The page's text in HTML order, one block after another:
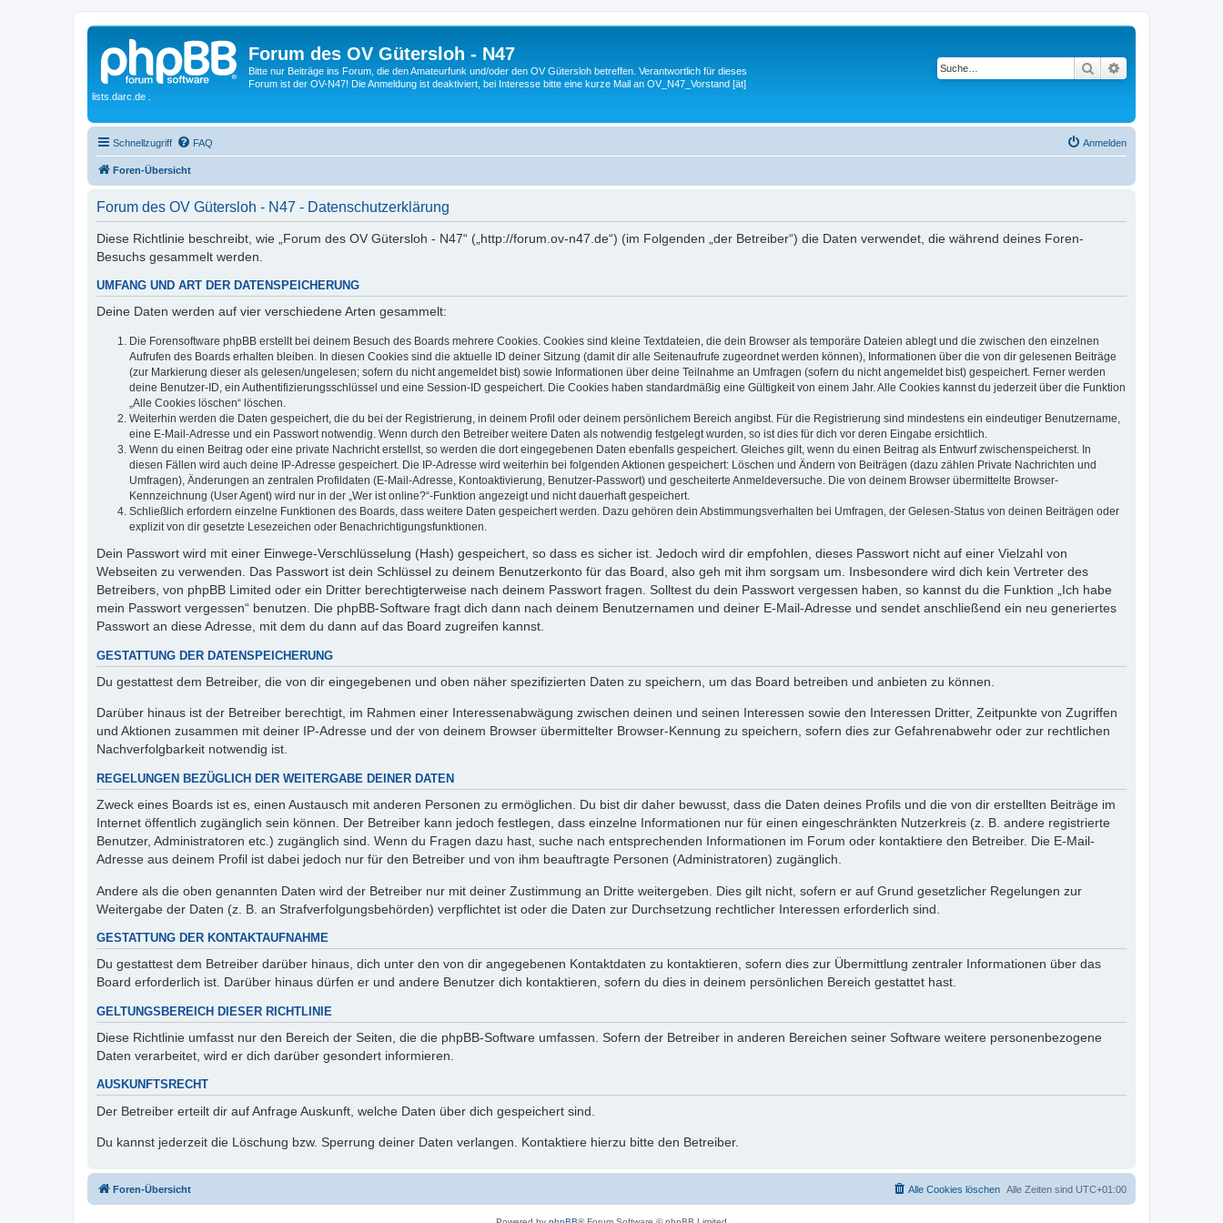
Forum des OV Gütersloh - N47
Bitte nur Beiträge ins Forum, die den Amateurfunk und/oder den OV Gütersloh betreffen. Verantwortlich für dieses
Forum ist der OV-N47! Die Anmeldung ist deaktiviert, bei Interesse bitte eine kurze Mail an OV_N47_Vorstand [ät]
lists.darc.de .
Suche
Schnellzugriff FAQ Anmelden
Foren-Übersicht
Forum des OV Gütersloh - N47 - Datenschutzerklärung
Diese Richtlinie beschreibt, wie „Forum des OV Gütersloh - N47“ („http://forum.ov-n47.de“) (im Folgenden „der Betreiber“) die Daten verwendet, die während deines Foren-
Besuchs gesammelt werden.
UMFANG UND ART DER DATENSPEICHERUNG
Deine Daten werden auf vier verschiedene Arten gesammelt:
Die Forensoftware phpBB erstellt bei deinem Besuch des Boards mehrere Cookies. Cookies sind kleine Textdateien, die dein Browser als temporäre Dateien ablegt und die zwischen den einzelnen
Aufrufen des Boards erhalten bleiben. In diesen Cookies sind die aktuelle ID deiner Sitzung (damit dir alle Seitenaufrufe zugeordnet werden können), Informationen über die von dir gelesenen Beiträge
(zur Markierung dieser als gelesen/ungelesen; sofern du nicht angemeldet bist) sowie Informationen über deine Teilnahme an Umfragen (sofern du nicht angemeldet bist) gespeichert. Ferner werden
deine Benutzer-ID, ein Authentifizierungsschlüssel und eine Session-ID gespeichert. Die Cookies haben standardmäßig eine Gültigkeit von einem Jahr. Alle Cookies kannst du jederzeit über die Funktion
„Alle Cookies löschen“ löschen.
Weiterhin werden die Daten gespeichert, die du bei der Registrierung, in deinem Profil oder deinem persönlichem Bereich angibst. Für die Registrierung sind mindestens ein eindeutiger Benutzername,
eine E-Mail-Adresse und ein Passwort notwendig. Wenn durch den Betreiber weitere Daten als notwendig festgelegt wurden, so ist dies für dich vor deren Eingabe ersichtlich.
Wenn du einen Beitrag oder eine private Nachricht erstellst, so werden die dort eingegebenen Daten ebenfalls gespeichert. Gleiches gilt, wenn du einen Beitrag als Entwurf zwischenspeicherst. In
diesen Fällen wird auch deine IP-Adresse gespeichert. Die IP-Adresse wird weiterhin bei folgenden Aktionen gespeichert: Löschen und Ändern von Beiträgen (dazu zählen Private Nachrichten und
Umfragen), Änderungen an zentralen Profildaten (E-Mail-Adresse, Kontoaktivierung, Benutzer-Passwort) und gescheiterte Anmeldeversuche. Die von deinem Browser übermittelte Browser-
Kennzeichnung (User Agent) wird nur in der „Wer ist online?“-Funktion angezeigt und nicht dauerhaft gespeichert.
Schließlich erfordern einzelne Funktionen des Boards, dass weitere Daten gespeichert werden. Dazu gehören dein Abstimmungsverhalten bei Umfragen, der Gelesen-Status von deinen Beiträgen oder
explizit von dir gesetzte Lesezeichen oder Benachrichtigungsfunktionen.
Dein Passwort wird mit einer Einwege-Verschlüsselung (Hash) gespeichert, so dass es sicher ist. Jedoch wird dir empfohlen, dieses Passwort nicht auf einer Vielzahl von
Webseiten zu verwenden. Das Passwort ist dein Schlüssel zu deinem Benutzerkonto für das Board, also geh mit ihm sorgsam um. Insbesondere wird dich kein Vertreter des
Betreibers, von phpBB Limited oder ein Dritter berechtigterweise nach deinem Passwort fragen. Solltest du dein Passwort vergessen haben, so kannst du die Funktion „Ich habe
mein Passwort vergessen“ benutzen. Die phpBB-Software fragt dich dann nach deinem Benutzernamen und deiner E-Mail-Adresse und sendet anschließend ein neu generiertes
Passwort an diese Adresse, mit dem du dann auf das Board zugreifen kannst.
GESTATTUNG DER DATENSPEICHERUNG
Du gestattest dem Betreiber, die von dir eingegebenen und oben näher spezifizierten Daten zu speichern, um das Board betreiben und anbieten zu können.
Darüber hinaus ist der Betreiber berechtigt, im Rahmen einer Interessenabwägung zwischen deinen und seinen Interessen sowie den Interessen Dritter, Zeitpunkte von Zugriffen
und Aktionen zusammen mit deiner IP-Adresse und der von deinem Browser übermittelter Browser-Kennung zu speichern, sofern dies zur Gefahrenabwehr oder zur rechtlichen
Nachverfolgbarkeit notwendig ist.
REGELUNGEN BEZÜGLICH DER WEITERGABE DEINER DATEN
Zweck eines Boards ist es, einen Austausch mit anderen Personen zu ermöglichen. Du bist dir daher bewusst, dass die Daten deines Profils und die von dir erstellten Beiträge im
Internet öffentlich zugänglich sein können. Der Betreiber kann jedoch festlegen, dass einzelne Informationen nur für einen eingeschränkten Nutzerkreis (z. B. andere registrierte
Benutzer, Administratoren etc.) zugänglich sind. Wenn du Fragen dazu hast, suche nach entsprechenden Informationen im Forum oder kontaktiere den Betreiber. Die E-Mail-
Adresse aus deinem Profil ist dabei jedoch nur für den Betreiber und von ihm beauftragte Personen (Administratoren) zugänglich.
Andere als die oben genannten Daten wird der Betreiber nur mit deiner Zustimmung an Dritte weitergeben. Dies gilt nicht, sofern er auf Grund gesetzlicher Regelungen zur
Weitergabe der Daten (z. B. an Strafverfolgungsbehörden) verpflichtet ist oder die Daten zur Durchsetzung rechtlicher Interessen erforderlich sind.
GESTATTUNG DER KONTAKTAUFNAHME
Du gestattest dem Betreiber darüber hinaus, dich unter den von dir angegebenen Kontaktdaten zu kontaktieren, sofern dies zur Übermittlung zentraler Informationen über das
Board erforderlich ist. Darüber hinaus dürfen er und andere Benutzer dich kontaktieren, sofern du dies in deinem persönlichen Bereich gestattet hast.
GELTUNGSBEREICH DIESER RICHTLINIE
Diese Richtlinie umfasst nur den Bereich der Seiten, die die phpBB-Software umfassen. Sofern der Betreiber in anderen Bereichen seiner Software weitere personenbezogene
Daten verarbeitet, wird er dich darüber gesondert informieren.
AUSKUNFTSRECHT
Der Betreiber erteilt dir auf Anfrage Auskunft, welche Daten über dich gespeichert sind.
Du kannst jederzeit die Löschung bzw. Sperrung deiner Daten verlangen. Kontaktiere hierzu bitte den Betreiber.
Foren-Übersicht Alle Zeiten sind UTC+01:00
Alle Cookies löschen